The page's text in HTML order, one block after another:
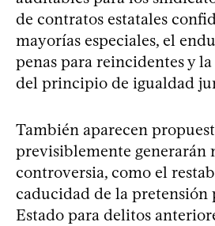
de contratos estatales
mayorías especiales, el
penas para reincidentes y
del principio de igualdad
También aparecen
previsiblemente generarán
controversia, como el
caducidad de la
Estado para delitos